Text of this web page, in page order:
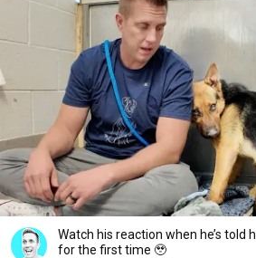
Watch his reaction when he’s told
for the first time 🥹